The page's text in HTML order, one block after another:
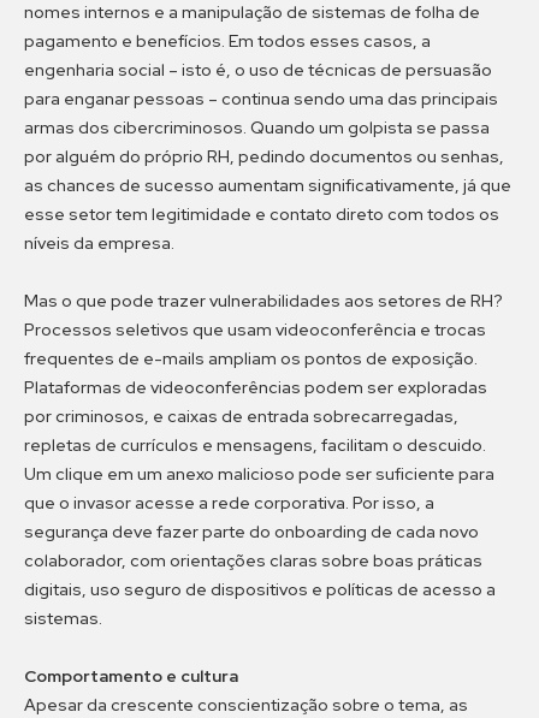
nomes internos e a manipulação de sistemas de folha de
pagamento e benefícios. Em todos esses casos, a
engenharia social – isto é, o uso de técnicas de persuasão
para enganar pessoas – continua sendo uma das principais
armas dos cibercriminosos. Quando um golpista se passa
por alguém do próprio RH, pedindo documentos ou senhas,
as chances de sucesso aumentam significativamente, já que
esse setor tem legitimidade e contato direto com todos os
níveis da empresa.
Mas o que pode trazer vulnerabilidades aos setores de RH?
Processos seletivos que usam videoconferência e trocas
frequentes de e-mails ampliam os pontos de exposição.
Plataformas de videoconferências podem ser exploradas
por criminosos, e caixas de entrada sobrecarregadas,
repletas de currículos e mensagens, facilitam o descuido.
Um clique em um anexo malicioso pode ser suficiente para
que o invasor acesse a rede corporativa. Por isso, a
segurança deve fazer parte do onboarding de cada novo
colaborador, com orientações claras sobre boas práticas
digitais, uso seguro de dispositivos e políticas de acesso a
sistemas.
Comportamento e cultura
Apesar da crescente conscientização sobre o tema, as